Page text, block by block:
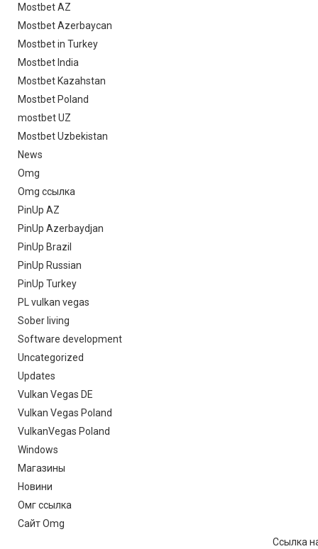
Mostbet AZ
Mostbet Azerbaycan
Mostbet in Turkey
Mostbet India
Mostbet Kazahstan
Mostbet Poland
mostbet UZ
Mostbet Uzbekistan
News
Omg
Omg ссылка
PinUp AZ
PinUp Azerbaydjan
PinUp Brazil
PinUp Russian
PinUp Turkey
PL vulkan vegas
Sober living
Software development
Uncategorized
Updates
Vulkan Vegas DE
Vulkan Vegas Poland
VulkanVegas Poland
Windows
Магазины
Новини
Омг ссылка
Сайт Omg
Ссылка